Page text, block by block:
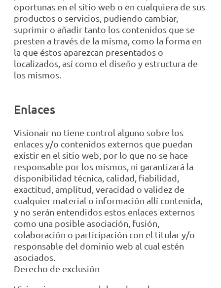
oportunas en el sitio web o en cualquiera de sus
productos o servicios, pudiendo cambiar,
suprimir o añadir tanto los contenidos que se
presten a través de la misma, como la forma en
la que éstos aparezcan presentados o
localizados, así como el diseño y estructura de
los mismos.
Enlaces
Visionair no tiene control alguno sobre los
enlaces y/o contenidos externos que puedan
existir en el sitio web, por lo que no se hace
responsable por los mismos, ni garantizará la
disponibilidad técnica, calidad, fiabilidad,
exactitud, amplitud, veracidad o validez de
cualquier material o información allí contenida,
y no serán entendidos estos enlaces externos
como una posible asociación, fusión,
colaboración o participación con el titular y/o
responsable del dominio web al cual estén
asociados.
Derecho de exclusión